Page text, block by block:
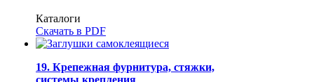
Каталоги
Скачать в PDF
19. Крепежная фурнитура, стяжки,
системы крепления